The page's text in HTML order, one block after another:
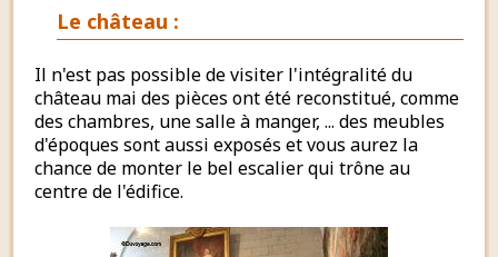
Le château :
Il n'est pas possible de visiter l'intégralité du
château mai des pièces ont été reconstitué, comme
des chambres, une salle à manger, ... des meubles
d'époques sont aussi exposés et vous aurez la
chance de monter le bel escalier qui trône au
centre de l'édifice.